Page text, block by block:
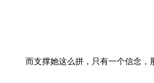
而支撑她这么拼，只有一个信念，